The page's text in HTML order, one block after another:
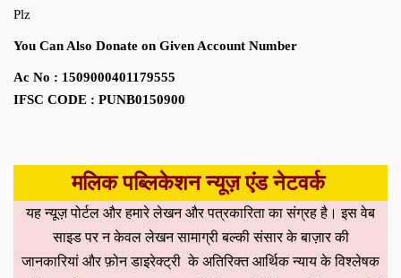
Plz
You Can Also Donate on Given Account Number
Ac No : 1509000401179555
IFSC CODE : PUNB0150900
मलिक पब्लिकेशन न्यूज़ एंड नेटवर्क
यह न्यूज़ पोर्टल और हमारे लेखन और पत्रकारिता का संग्रह है। इस वेब
साइड पर न केवल लेखन सामाग्री बल्की संसार के बाज़ार की
जानकारियां और फ़ोन डाइरेक्ट्री के अतिरिक्त आर्थिक न्याय के विश्लेषक